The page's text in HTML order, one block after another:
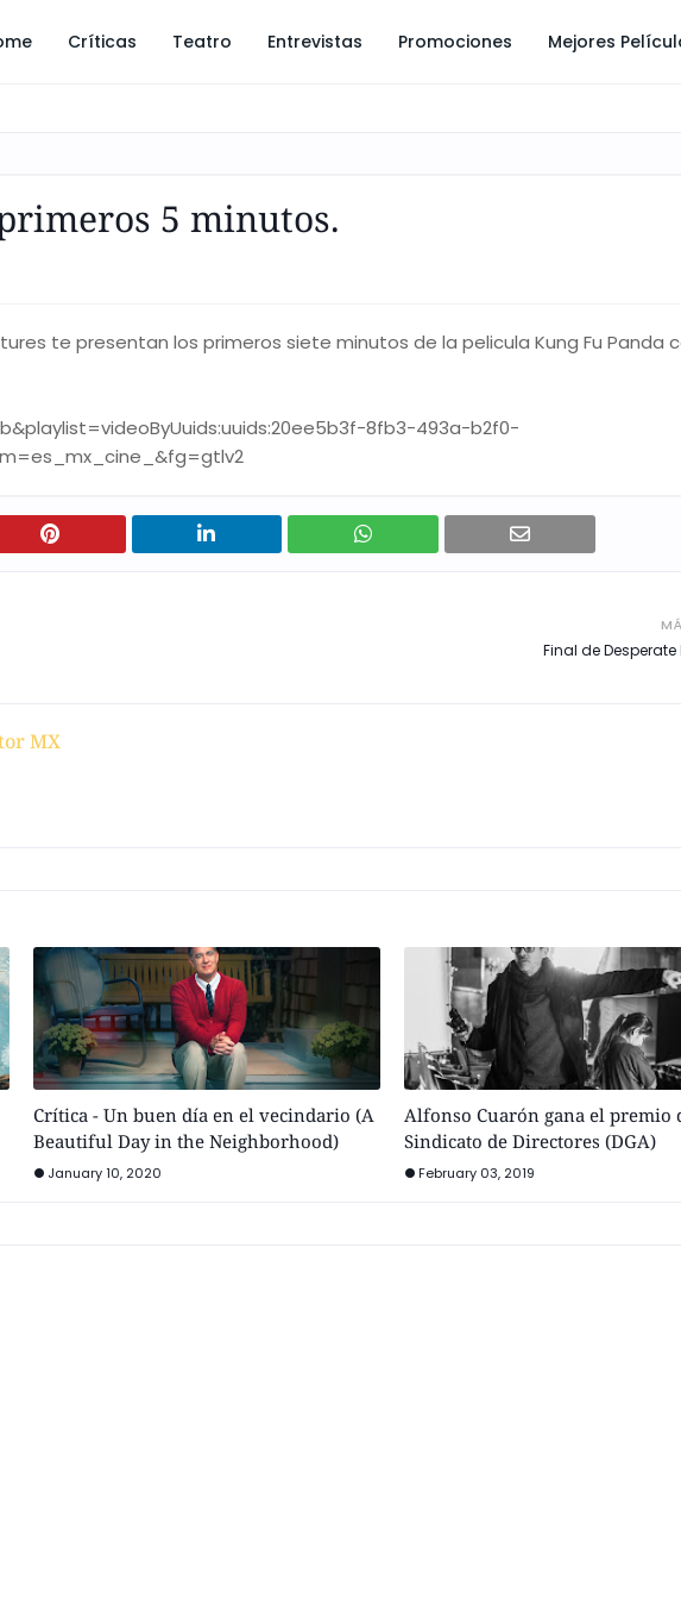
Críticas Teatro Entrevistas Promociones Mejores
5 minutos.
te presentan los primeros siete minutos de la pelicula Kung Fu Panda
8fb3-493a-b2f0-
Final de
MX
Crítica - Un buen día en el vecindario (A
Beautiful Day in the Neighborhood)
January 10, 2020
Alfonso Cuarón gana el premio
Sindicato de Directores (DGA)
February 03, 2019